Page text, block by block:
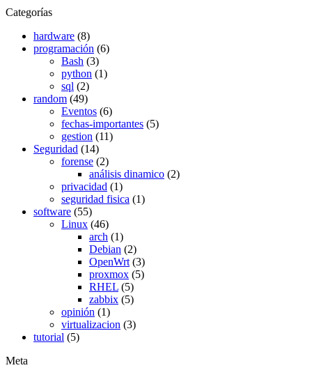
Categorías
hardware (8)
programación (6)
Bash (3)
python (1)
sql (2)
random (49)
Eventos (6)
fechas-importantes (5)
gestion (11)
Seguridad (14)
forense (2)
análisis dinamico (2)
privacidad (1)
seguridad fisica (1)
software (55)
Linux (46)
arch (1)
Debian (2)
OpenWrt (3)
proxmox (5)
RHEL (5)
zabbix (5)
opinión (1)
virtualizacion (3)
tutorial (5)
Meta